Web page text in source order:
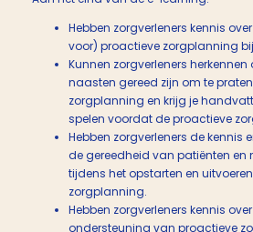
Hebben zorgverleners kennis
voor) proactieve zorgplanning
Kunnen zorgverleners herkennen
naasten gereed zijn om te
zorgplanning en krijg je
spelen voordat de proactieve
Hebben zorgverleners de kennis
de gereedheid van patiënten en
tijdens het opstarten en
zorgplanning.
Hebben zorgverleners kennis
ondersteuning van proactieve